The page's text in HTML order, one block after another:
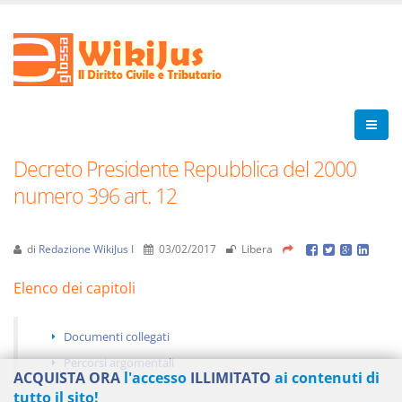
Decreto Presidente Repubblica del 2000
numero 396 art. 12
di Redazione WikiJus I 03/02/2017 Libera
Elenco dei capitoli
Documenti collegati
Percorsi argomentali
ACQUISTA ORA l'accesso ILLIMITATO ai contenuti di
tutto il sito!